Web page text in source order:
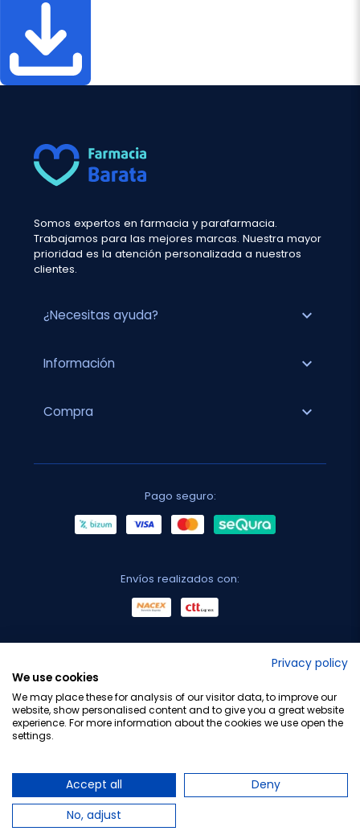
Somos expertos en farmacia y parafarmacia.
Trabajamos para las mejores marcas. Nuestra mayor
prioridad es la atención personalizada a nuestros
clientes.
¿Necesitas ayuda? expand_more
Información expand_more
Compra expand_more
Pago seguro:
Envíos realizados con:
Privacy policy
We use cookies
We may place these for analysis of our visitor data, to improve our
website, show personalised content and to give you a great website
experience. For more information about the cookies we use open the
settings.
Accept all
Deny
No, adjust